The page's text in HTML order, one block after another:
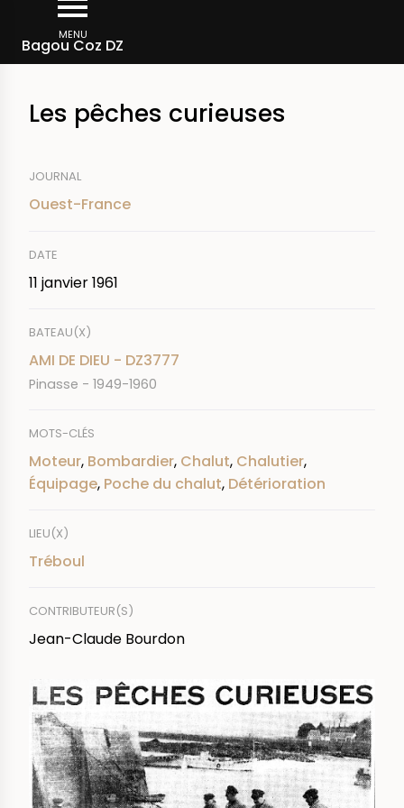
contenu
MENU
Bagou Coz DZ
d'Ariane
Rechercher dans la presse
Les pêches curieuses
JOURNAL
Ouest-France
DATE
11 janvier 1961
BATEAU(X)
AMI DE DIEU - DZ3777
Pinasse - 1949-1960
MOTS-CLÉS
Moteur, Bombardier, Chalut, Chalutier,
Équipage, Poche du chalut, Détérioration
LIEU(X)
Tréboul
CONTRIBUTEUR(S)
Jean-Claude Bourdon
IMAGE